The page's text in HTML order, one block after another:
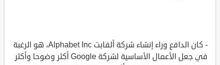
- كان الدافع وراء إنشاء شركة ألفابت Alphabet Inc، هو الرغبة
في جعل الأعمال الأساسية لشركة Google أكثر وضوحا وأكثر